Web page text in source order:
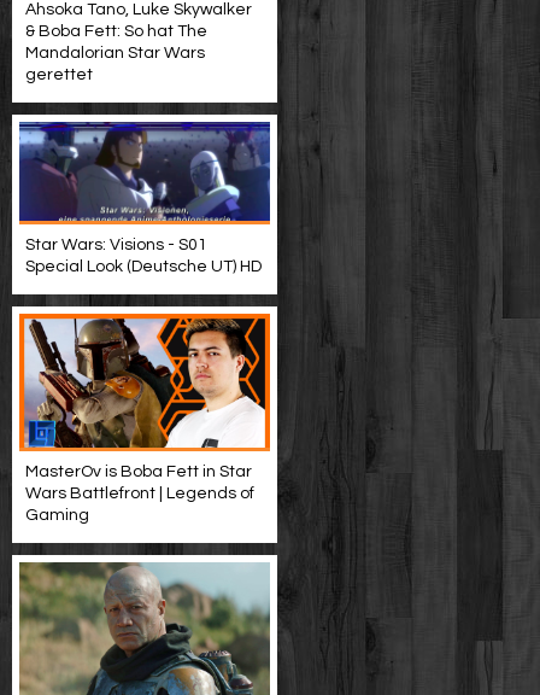
Ahsoka Tano, Luke Skywalker
& Boba Fett: So hat The
Mandalorian Star Wars
gerettet
Star Wars: Visions - S01
Special Look (Deutsche UT) HD
MasterOv is Boba Fett in Star
Wars Battlefront | Legends of
Gaming